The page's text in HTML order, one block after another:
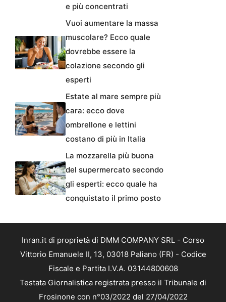
e più concentrati
Vuoi aumentare la massa
muscolare? Ecco quale
dovrebbe essere la
colazione secondo gli
esperti
Estate al mare sempre più
cara: ecco dove
ombrellone e lettini
costano di più in Italia
La mozzarella più buona
del supermercato secondo
gli esperti: ecco quale ha
conquistato il primo posto
Inran.it di proprietà di DMM COMPANY SRL - Corso
Vittorio Emanuele II, 13, 03018 Paliano (FR) - Codice
Fiscale e Partita I.V.A. 03144800608
Testata Giornalistica registrata presso il Tribunale di
Frosinone con n°03/2022 del 27/04/2022